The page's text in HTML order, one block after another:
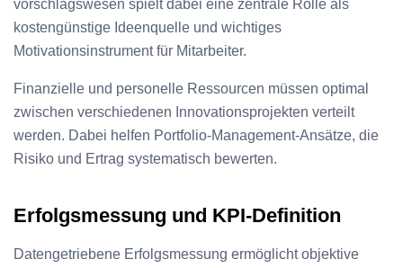
vorschlagswesen spielt dabei eine zentrale Rolle als
kostengünstige Ideenquelle und wichtiges
Motivationsinstrument für Mitarbeiter.
Finanzielle und personelle Ressourcen müssen optimal
zwischen verschiedenen Innovationsprojekten verteilt
werden. Dabei helfen Portfolio-Management-Ansätze, die
Risiko und Ertrag systematisch bewerten.
Erfolgsmessung und KPI-Definition
Datengetriebene Erfolgsmessung ermöglicht objektive